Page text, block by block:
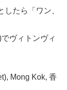
したら「ワン、
ヴィトンヴィ
Mong Kok, 香